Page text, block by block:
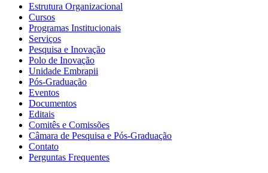
Estrutura Organizacional
Cursos
Programas Institucionais
Serviços
Pesquisa e Inovação
Polo de Inovação
Unidade Embrapii
Pós-Graduação
Eventos
Documentos
Editais
Comitês e Comissões
Câmara de Pesquisa e Pós-Graduação
Contato
Perguntas Frequentes